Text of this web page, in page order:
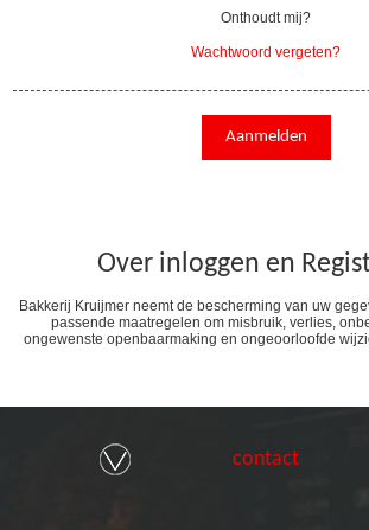
Onthoudt mij?
Wachtwoord vergeten?
Over inloggen en
Bakkerij Kruijmer neemt de bescherming van uw
passende maatregelen om misbruik, verlies,
ongewenste openbaarmaking en ongeoorloofde
contact